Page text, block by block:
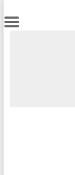
to
content